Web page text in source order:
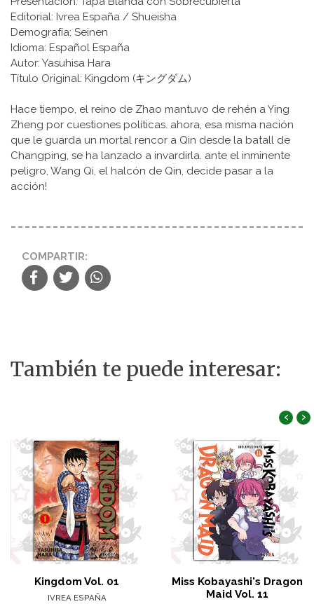
Editorial: Ivrea España / Shueisha
Demografía: Seinen
Idioma: Español España
Autor: Yasuhisa Hara
Título Original: Kingdom (キングダム)
Hace tiempo, el reino de Zhao mantuvo de rehén a Ying
Zheng por cuestiones políticas. ahora, esa misma nación
que le guarda un mortal rencor a Qin desde la batall de
Changping, se ha lanzado a invardirla. ante el inminente
peligro, Wang Qi, el halcón de Qin, decide pasar a la
acción!
COMPARTIR:
También te puede interesar:
Kingdom Vol. 01
IVREA ESPAÑA
Miss Kobayashi's Dragon
Maid Vol. 11
‹ ›